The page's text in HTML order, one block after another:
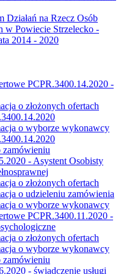
Działań na Rzecz Osób
w Powiecie Strzelecko -
2014 - 2020
PCPR.3400.14.2020 -
o złożonych ofertach
o wyborze wykonawcy
zamówieniu
- Asystent Osobisty
o złożonych ofertach
o udzieleniu zamówienia
o wyborze wykonawcy
PCPR.3400.11.2020 -
o złożonych ofertach
o wyborze wykonawcy
zamówieniu
- świadczenie usługi